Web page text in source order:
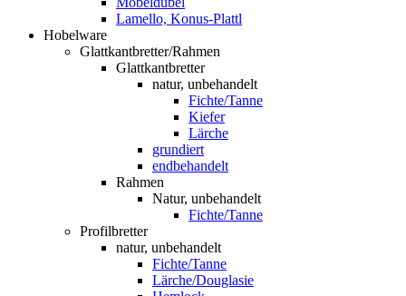
Lamello, Konus-Plattl
Hobelware
Glattkantbretter/Rahmen
Glattkantbretter
natur, unbehandelt
Fichte/Tanne
Kiefer
Lärche
grundiert
endbehandelt
Rahmen
Natur, unbehandelt
Fichte/Tanne
Profilbretter
natur, unbehandelt
Fichte/Tanne
Lärche/Douglasie